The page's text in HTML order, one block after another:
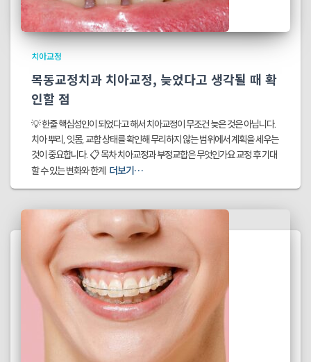
치아교정
목동교정치과 치아교정, 늦었다고 생각될 때 확
인할 점
💡 한줄 핵심성인이 되었다고 해서 치아교정이 무조건 늦은 것은 아닙니다.
치아 뿌리, 잇몸, 교합 상태를 확인해 무리하지 않는 범위에서 계획을 세우는
것이 중요합니다. 📋 목차 치아교정과 부정교합은 무엇인가요 교정 후 기대
할 수 있는 변화와 한계 더보기…